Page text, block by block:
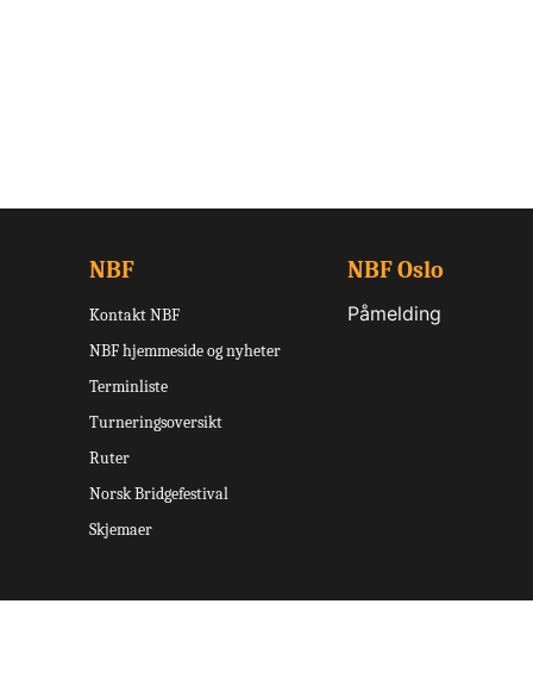
NBF
Kontakt NBF
NBF hjemmeside og nyheter
Terminliste
Turneringsoversikt
Ruter
Norsk Bridgefestival
Skjemaer
NBF Oslo
Påmelding